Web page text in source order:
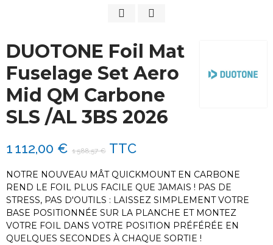
DUOTONE Foil Mat
Fuselage Set Aero
Mid QM Carbone
SLS /AL 3BS 2026
1 112,00 € 1 588,57 € TTC
NOTRE NOUVEAU MÂT QUICKMOUNT EN CARBONE
REND LE FOIL PLUS FACILE QUE JAMAIS ! PAS DE
STRESS, PAS D'OUTILS : LAISSEZ SIMPLEMENT VOTRE
BASE POSITIONNÉE SUR LA PLANCHE ET MONTEZ
VOTRE FOIL DANS VOTRE POSITION PRÉFÉRÉE EN
QUELQUES SECONDES À CHAQUE SORTIE !